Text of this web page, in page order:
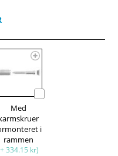
Med
i
rammen
334.15 kr)